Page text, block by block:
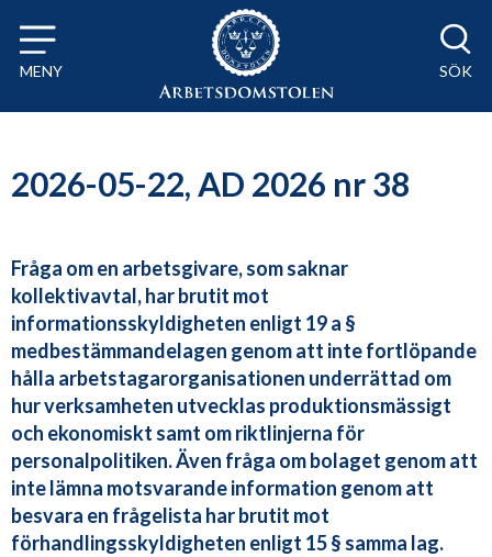
Till innehåll på sidan x
MENY SÖK
2026-05-22, AD 2026 nr 38
Fråga om en arbetsgivare, som saknar
kollektivavtal, har brutit mot
informationsskyldigheten enligt 19 a §
medbestämmandelagen genom att inte fortlöpande
hålla arbetstagarorganisationen underrättad om
hur verksamheten utvecklas produktionsmässigt
och ekonomiskt samt om riktlinjerna för
personalpolitiken. Även fråga om bolaget genom att
inte lämna motsvarande information genom att
besvara en frågelista har brutit mot
förhandlingsskyldigheten enligt 15 § samma lag.